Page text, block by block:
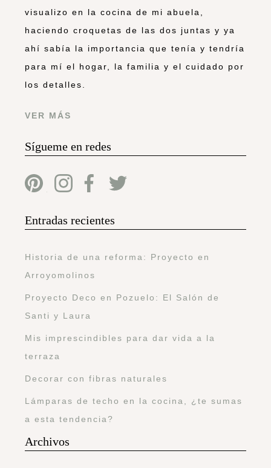
visualizo en la cocina de mi abuela,
haciendo croquetas de las dos juntas y ya
ahí sabía la importancia que tenía y tendría
para mí el hogar, la familia y el cuidado por
los detalles.
VER MÁS
Sígueme en redes
Entradas recientes
Historia de una reforma: Proyecto en
Arroyomolinos
Proyecto Deco en Pozuelo: El Salón de
Santi y Laura
Mis imprescindibles para dar vida a la
terraza
Decorar con fibras naturales
Lámparas de techo en la cocina, ¿te sumas
a esta tendencia?
Archivos